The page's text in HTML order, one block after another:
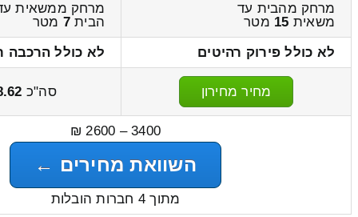
מרחק מהבית עד
משאית 15 מטר
מרחק ממשאית
הבית7 מטר
לא כולל פירוק רהיטים
לא כולל הרכבה
מחיר מחירון סה"כ
3400 – 2600 ₪
השוואת מחירים ←
מתוך 4 חברות הובלות